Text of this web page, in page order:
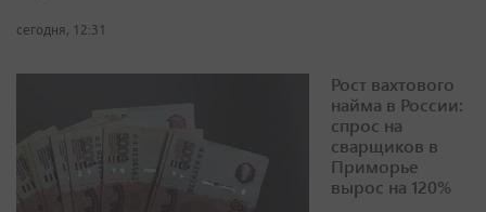
сегодня, 12:31
Рост вахтового
найма в России:
спрос на
сварщиков в
Приморье
вырос на 120%